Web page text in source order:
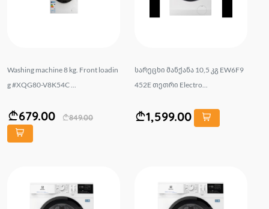
Washing machine 8 kg. Front loadin
g #XQG80-V8K54C ...
679.00 849.00
სარეცხი მანქანა 10,5 კგ EW6F9
452E თეთრი Electro...
1,599.00